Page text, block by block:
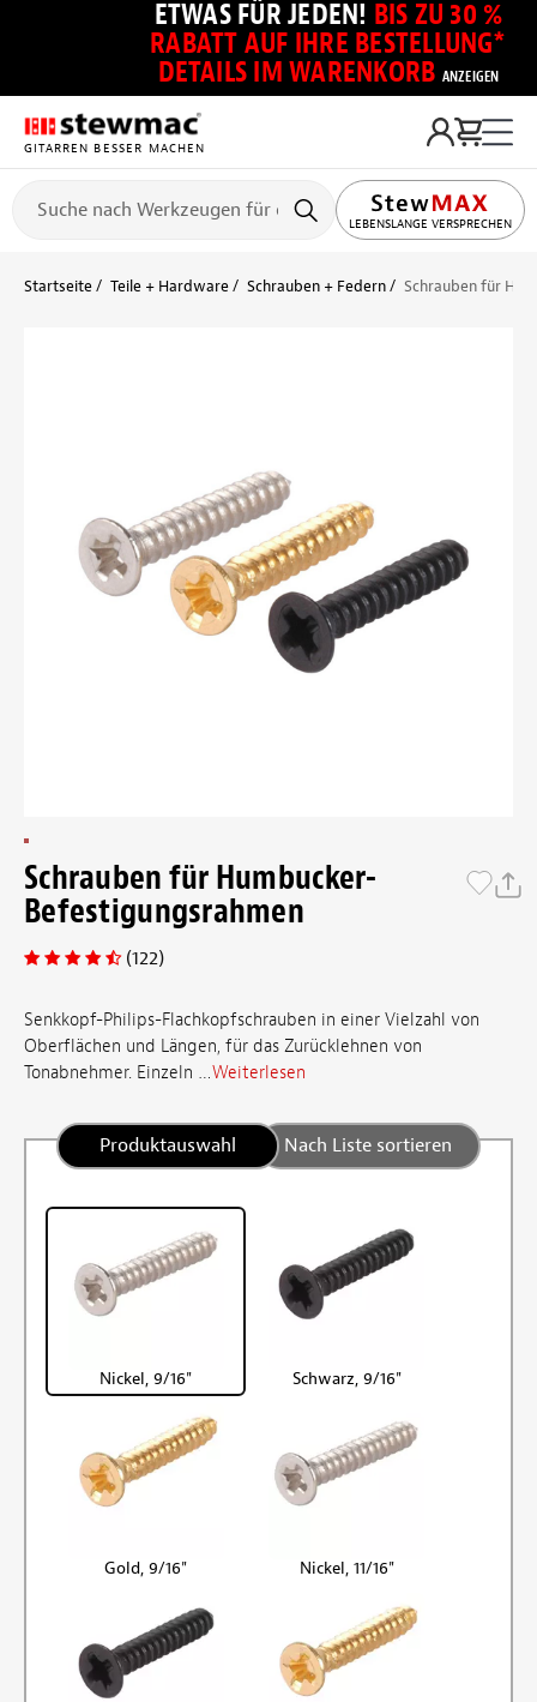
ETWAS FÜR JEDEN! BIS ZU 30 %
RABATT AUF IHRE BESTELLUNG*
DETAILS IM WARENKORB ANZEIGEN
GITARREN BESSER MACHEN
LEBENSLANGE VERSPRECHEN
Startseite Teile + Hardware Schrauben + Federn Schrauben für
Schrauben für Humbucker-
Befestigungsrahmen
(122)
Senkkopf-Philips-Flachkopfschrauben in einer Vielzahl von
Oberflächen und Längen, für das Zurücklehnen von
Tonabnehmer. Einzeln …Weiterlesen
Produktauswahl Nach Liste sortieren
Nickel, 9/16" Schwarz, 9/16"
Gold, 9/16" Nickel, 11/16"